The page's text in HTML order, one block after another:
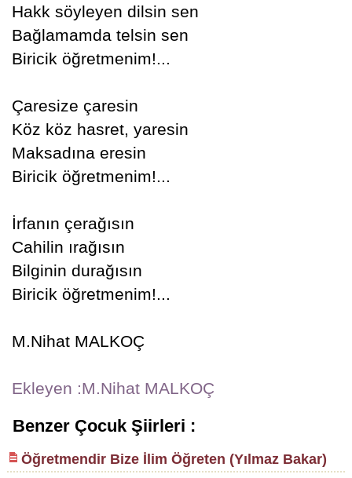
Hakk söyleyen dilsin sen
Bağlamamda telsin sen
Biricik öğretmenim!...
Çaresize çaresin
Köz köz hasret, yaresin
Maksadına eresin
Biricik öğretmenim!...
İrfanın çerağısın
Cahilin ırağısın
Bilginin durağısın
Biricik öğretmenim!...
M.Nihat MALKOÇ
Ekleyen :M.Nihat MALKOÇ
Benzer Çocuk Şiirleri :
Öğretmendir Bize İlim Öğreten (Yılmaz Bakar)